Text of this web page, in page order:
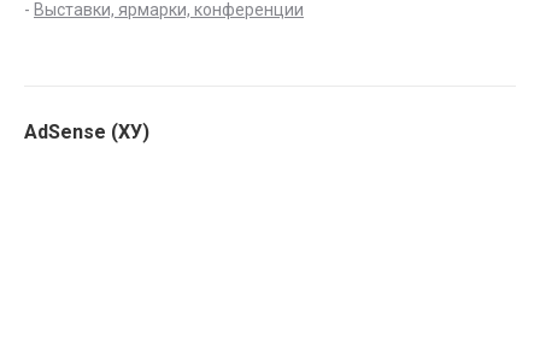
- Выставки, ярмарки, конференции
AdSense (ХУ)